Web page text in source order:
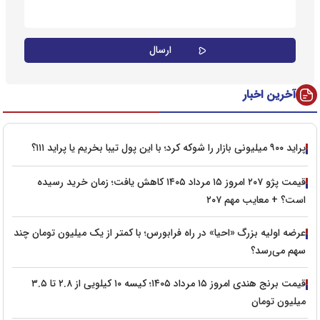
آخرین اخبار
پراید ۹۰۰ میلیونی بازار را شوکه کرد؛ با این پول تیبا بخریم یا پراید ۱۱۱؟
قیمت پژو ۲۰۷ امروز ۱۵ مرداد ۱۴۰۵ کاهش یافت؛ زمان خرید رسیده
است؟ + معایب مهم ۲۰۷
عرضه اولیه بزرگ «احیا» در راه فرابورس؛ با کمتر از یک میلیون تومان چند
سهم می‌رسد؟
قیمت برنج هندی امروز ۱۵ مرداد ۱۴۰۵؛ کیسه ۱۰ کیلویی از ۲.۸ تا ۳.۵
میلیون تومان